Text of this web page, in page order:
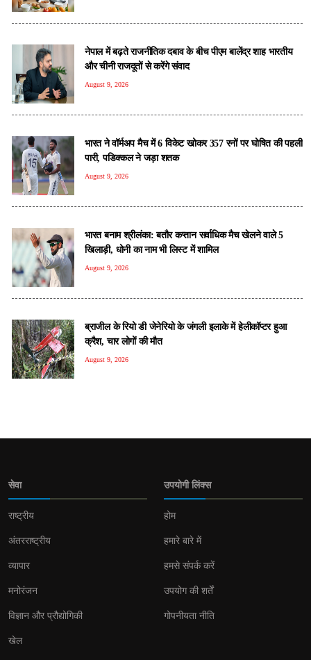
नेपाल में बढ़ते राजनीतिक दबाव के बीच पीएम बालेंद्र शाह भारतीय
और चीनी राजदूतों से करेंगे संवाद
August 9, 2026
भारत ने वॉर्मअप मैच में 6 विकेट खोकर 357 रनों पर घोषित की पहली
पारी, पडिक्कल ने जड़ा शतक
August 9, 2026
भारत बनाम श्रीलंका: बतौर कप्तान सर्वाधिक मैच खेलने वाले 5
खिलाड़ी, धोनी का नाम भी लिस्ट में शामिल
August 9, 2026
ब्राजील के रियो डी जेनेरियो के जंगली इलाके में हेलीकॉप्टर हुआ
क्रैश, चार लोगों की मौत
August 9, 2026
सेवा
राष्ट्रीय
अंतरराष्ट्रीय
व्यापार
मनोरंजन
विज्ञान और प्रौद्योगिकी
खेल
उपयोगी लिंक्स
होम
हमारे बारे में
हमसे संपर्क करें
उपयोग की शर्तें
गोपनीयता नीति